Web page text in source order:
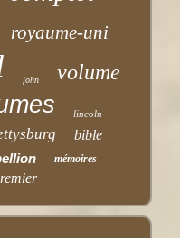
royaume-uni
john volume
lincoln
bible
mémoires